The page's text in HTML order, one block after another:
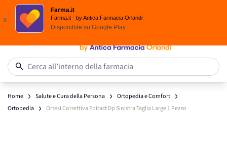
x
Farma.it
Farma.it - by Antica Farmacia Orlandi
Disponibile su Google Play
Salta al contenuto
Cerca all’interno della farmacia
Home Salute e Cura della Persona
Ortopedia e Comfort
Ortopedia
Ortesi Correttiva Epitact Dp Sinistra Taglia Large 1 Pezzo